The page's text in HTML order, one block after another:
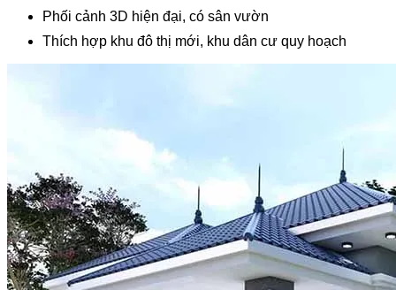
Phối cảnh 3D hiện đại, có sân vườn
Thích hợp khu đô thị mới, khu dân cư quy hoạch